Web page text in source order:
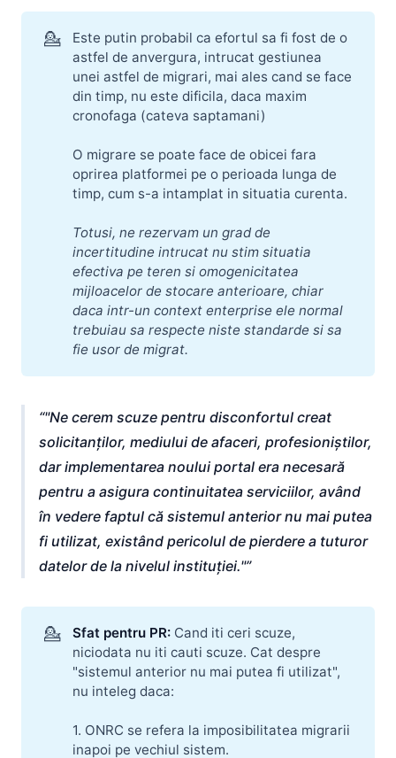
💁
Este putin probabil ca efortul sa fi fost de o
astfel de anvergura, intrucat gestiunea
unei astfel de migrari, mai ales cand se face
din timp, nu este dificila, daca maxim
cronofaga (cateva saptamani)
O migrare se poate face de obicei fara
oprirea platformei pe o perioada lunga de
timp, cum s-a intamplat in situatia curenta.
Totusi, ne rezervam un grad de
incertitudine intrucat nu stim situatia
efectiva pe teren si omogenicitatea
mijloacelor de stocare anterioare, chiar
daca intr-un context enterprise ele normal
trebuiau sa respecte niste standarde si sa
fie usor de migrat.
"Ne cerem scuze pentru disconfortul creat
solicitanților, mediului de afaceri, profesioniștilor,
dar implementarea noului portal era necesară
pentru a asigura continuitatea serviciilor, având
în vedere faptul că sistemul anterior nu mai putea
fi utilizat, existând pericolul de pierdere a tuturor
datelor de la nivelul instituției."
💁 Sfat pentru PR: Cand iti ceri scuze,
niciodata nu iti cauti scuze. Cat despre
"sistemul anterior nu mai putea fi utilizat",
nu inteleg daca:
1. ONRC se refera la imposibilitatea migrarii
inapoi pe vechiul sistem.